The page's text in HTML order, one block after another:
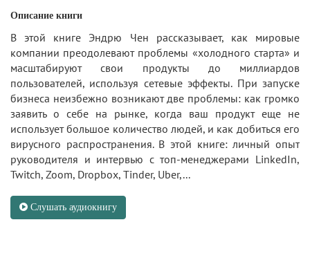
Описание книги
В этой книге Эндрю Чен рассказывает, как мировые
компании преодолевают проблемы «холодного старта» и
масштабируют свои продукты до миллиардов
пользователей, используя сетевые эффекты. При запуске
бизнеса неизбежно возникают две проблемы: как громко
заявить о себе на рынке, когда ваш продукт еще не
использует большое количество людей, и как добиться его
вирусного распространения. В этой книге: личный опыт
руководителя и интервью с топ-менеджерами LinkedIn,
Twitch, Zoom, Dropbox, Tinder, Uber,...
Слушать аудиокнигу